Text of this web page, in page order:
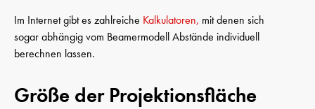
Im Internet gibt es zahlreiche Kalkulatoren, mit denen sich
sogar abhängig vom Beamermodell Abstände individuell
berechnen lassen.
Größe der Projektionsfläche